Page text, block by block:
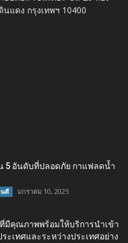
แดง กรุงเทพฯ 10400
5 อันดับที่ปลอดภัย กาแฟลดน้ำ
นดี มกราคม 10, 2025
มีคุณภาพพร้อมให้บริการนำเข้า
ะเทศและระหว่างประเทศอย่าง